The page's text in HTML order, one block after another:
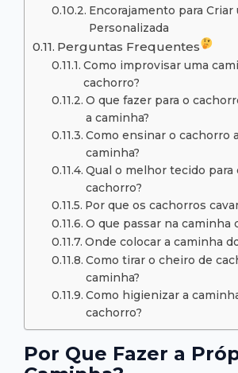
Encorajamento para Criar
Personalizada
Perguntas Frequentes
Como improvisar uma
cachorro?
O que fazer para o
a caminha?
Como ensinar o cachorro
caminha?
Qual o melhor tecido para
cachorro?
Por que os cachorros
O que passar na caminha
Onde colocar a caminha
Como tirar o cheiro de
caminha?
Como higienizar a
cachorro?
Por Que Fazer a